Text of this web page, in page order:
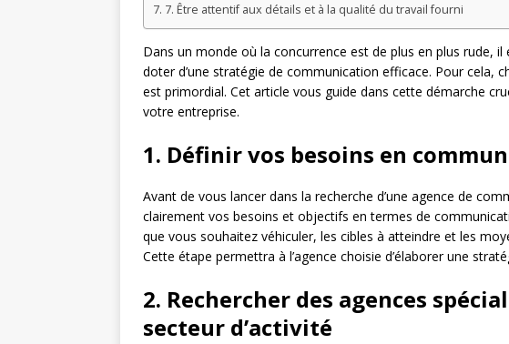
7. Être attentif aux détails et à la qualité du travail fourni
Dans un monde où la concurrence est de plus en plus rude,
doter d’une stratégie de communication efficace. Pour cela,
est primordial. Cet article vous guide dans cette démarche
votre entreprise.
1. Définir vos besoins en
Avant de vous lancer dans la recherche d’une agence de
clairement vos besoins et objectifs en termes de
que vous souhaitez véhiculer, les cibles à atteindre et les
Cette étape permettra à l’agence choisie d’élaborer une
2. Rechercher des agences
secteur d’activité